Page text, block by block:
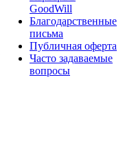
GoodWill
Благодарственные
письма
Публичная оферта
Часто задаваемые
вопросы